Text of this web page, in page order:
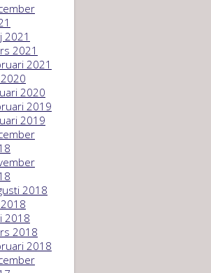
2021
2021
2021
2020
2019
2019
2018
2018
2018
2018